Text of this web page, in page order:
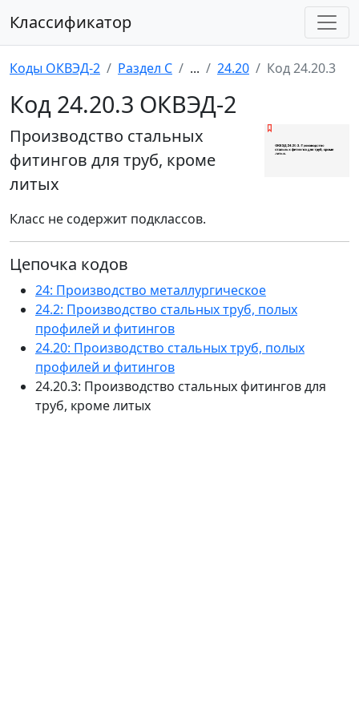
Классификатор
Коды ОКВЭД-2 Раздел C ... 24.20 Код 24.20.3
Код 24.20.3 ОКВЭД-2
Производство стальных
фитингов для труб, кроме
литых
Класс не содержит подклассов.
Цепочка кодов
24: Производство металлургическое
24.2: Производство стальных труб, полых
профилей и фитингов
24.20: Производство стальных труб, полых
профилей и фитингов
24.20.3: Производство стальных фитингов для
труб, кроме литых